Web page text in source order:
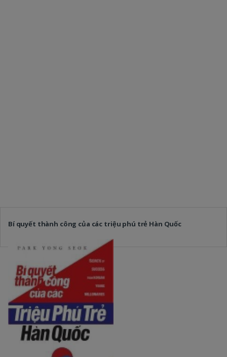
Bí quyết thành công của các triệu phú trẻ Hàn Quốc